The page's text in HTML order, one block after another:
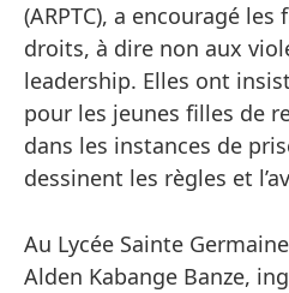
(ARPTC), a encouragé
droits, à dire non aux
leadership. Elles ont
pour les jeunes filles de
dans les instances de
dessinent les règles et
Au Lycée Sainte
Alden Kabange Banze,